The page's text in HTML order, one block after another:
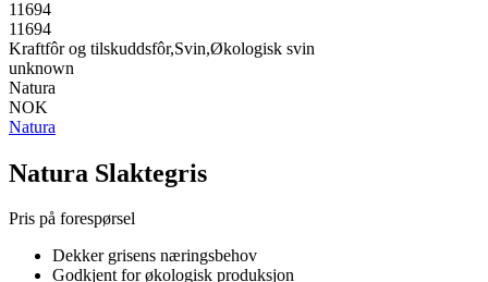
11694
11694
Kraftfôr og tilskuddsfôr,Svin,Økologisk svin
unknown
Natura
NOK
Natura
Natura Slaktegris
Pris på forespørsel
Dekker grisens næringsbehov
Godkjent for økologisk produksjon